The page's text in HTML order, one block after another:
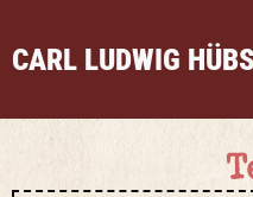
CARL LUDWIG